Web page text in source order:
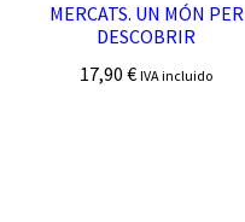
MERCATS. UN MÓN PER
DESCOBRIR
17,90€ IVA incluido